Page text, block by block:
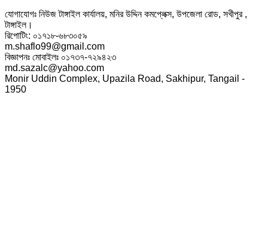
যোগাযোগঃ নিউজ টাঙ্গাইল কার্যালয়, মনির উদ্দিন কমপ্লেক্স, উপজেলা রোড, সখীপুর ,
টাঙ্গাইল।
রিপোটিং: ০১৭১৮-৬৮৩০৫৯
m.shaflo99@gmail.com
বিজ্ঞাপনঃ মোবাইলঃ ০১৭৩৭-৭২৯৪২৩
md.sazalc@yahoo.com
Monir Uddin Complex, Upazila Road, Sakhipur, Tangail -
1950